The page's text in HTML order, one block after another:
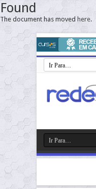
Found
The document has moved here.